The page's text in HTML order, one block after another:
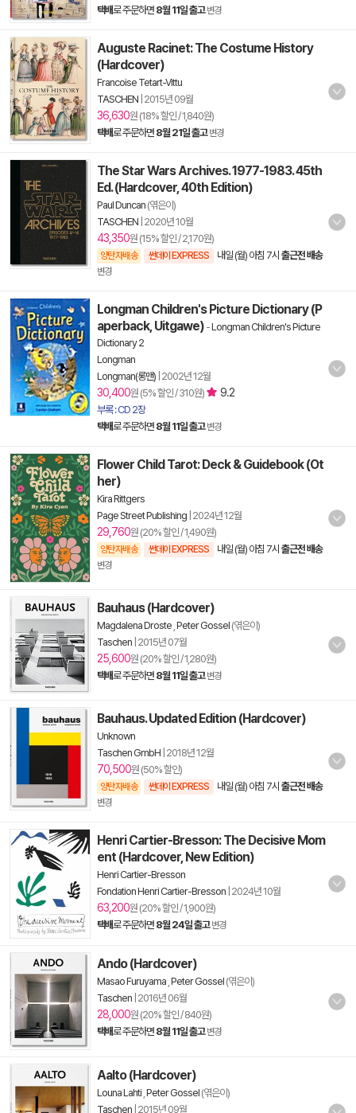
택배로 주문하면 8월 11일 출고 변경
Auguste Racinet: The Costume History
(Hardcover)
Francoise Tetart-Vittu
TASCHEN 2015년 09월
36,630원 (18% 할인 / 1,840원)
택배로 주문하면 8월 21일 출고 변경
The Star Wars Archives. 1977-1983. 45th
Ed. (Hardcover, 40th Edition)
Paul Duncan (엮은이)
TASCHEN 2020년 10월
43,350원 (15% 할인 / 2,170원)
양탄자배송 썬데이 EXPRESS 내일 (월) 아침 7시 출근전 배송
변경
Longman Children's Picture Dictionary (P
aperback, Uitgawe) -Longman Children's Picture
Dictionary 2
Longman
Longman(롱맨) 2002년 12월
30,400원 (5% 할인 / 310원) 9.2
부록 : CD 2장
택배로 주문하면 8월 11일 출고 변경
Flower Child Tarot: Deck & Guidebook (Ot
her)
Kira Rittgers
Page Street Publishing 2024년 12월
29,760원 (20% 할인 / 1,490원)
양탄자배송 썬데이 EXPRESS 내일 (월) 아침 7시 출근전 배송
변경
Bauhaus (Hardcover)
Magdalena Droste Peter Gossel (엮은이)
Taschen 2015년 07월
25,600원 (20% 할인 / 1,280원)
택배로 주문하면 8월 11일 출고 변경
Bauhaus. Updated Edition (Hardcover)
Unknown
Taschen GmbH 2018년 12월
70,500원 (50% 할인)
양탄자배송 썬데이 EXPRESS 내일 (월) 아침 7시 출근전 배송
변경
Henri Cartier-Bresson: The Decisive Mom
ent (Hardcover, New Edition)
Henri Cartier-Bresson
Fondation Henri Cartier-Bresson 2024년 10월
63,200원 (20% 할인 / 1,900원)
택배로 주문하면 8월 24일 출고 변경
Ando (Hardcover)
Masao Furuyama Peter Gossel (엮은이)
Taschen 2016년 06월
28,000원 (20% 할인 / 840원)
택배로 주문하면 8월 11일 출고 변경
Aalto (Hardcover)
Louna Lahti Peter Gossel (엮은이)
Taschen 2015년 09월